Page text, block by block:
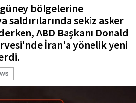
bölgelerine
saldırılarında sekiz asker
ABD Başkanı Donald
İran'a yönelik yeni